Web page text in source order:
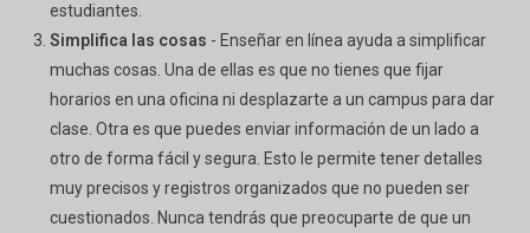
estudiantes.
Simplifica las cosas - Enseñar en línea ayuda a simplificar
muchas cosas. Una de ellas es que no tienes que fijar
horarios en una oficina ni desplazarte a un campus para dar
clase. Otra es que puedes enviar información de un lado a
otro de forma fácil y segura. Esto le permite tener detalles
muy precisos y registros organizados que no pueden ser
cuestionados. Nunca tendrás que preocuparte de que un